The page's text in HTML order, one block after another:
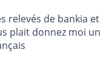
relevés de bankia et
plait donnez moi un